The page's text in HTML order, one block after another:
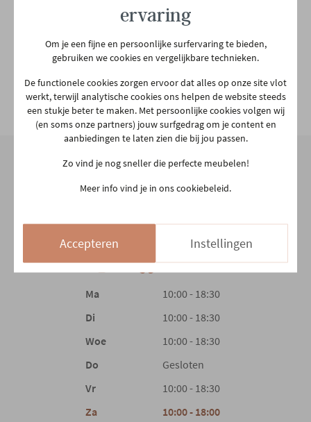
Bekijk alle specificiaties
200 cm
Breedte matras 180 cm
Hoofdkleur Donkergrijs
2e kleur ZWART
Hoofdmateriaal Stof
Materiaal poten
Type poten Rechte poot
Modern
Onze winkel
03 480 42 26
info@gerowonen.be
Ma
10:00 - 18:30
Di
10:00 - 18:30
Woe
10:00 - 18:30
Do
Gesloten
Vr
10:00 - 18:30
Za
10:00 - 18:00
ervaring
Om je een fijne en persoonlijke surfervaring te bieden,
gebruiken we cookies en vergelijkbare technieken.
De functionele cookies zorgen ervoor dat alles op onze site vlot
werkt, terwijl analytische cookies ons helpen de website steeds
een stukje beter te maken. Met persoonlijke cookies volgen wij
(en soms onze partners) jouw surfgedrag om je content en
aanbiedingen te laten zien die bij jou passen.
Zo vind je nog sneller die perfecte meubelen!
Meer info vind je in ons cookiebeleid.
Accepteren Instellingen